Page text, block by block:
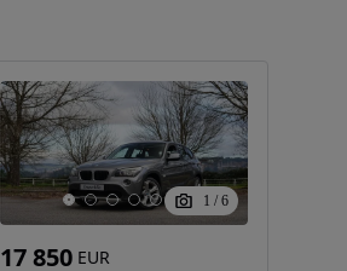
1 / 6
17 850 EUR